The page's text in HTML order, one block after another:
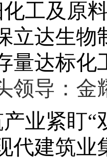
工及原
立达生物
量达标化
领导：金
业紧盯“
代建筑业